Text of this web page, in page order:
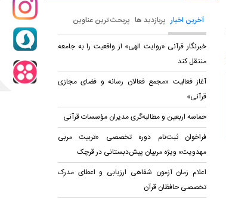
آخرین اخبار پربازدید ها پربحث ترین عناوین
خبرنگار قرآنی «روایت الهی» از واقعیت را به جامعه
منتقل کند
آغاز فعالیت «مجمع فعالان رسانه و فضای مجازی
قرآنی»
حماسه اربعین و مطالبه‌گری مدیران مؤسسات قرآنی
فراخوان ثبت‌نام دوره تخصصی «تربیت مربی
مهدویت» ویژه مربیان پیش‌دبستانی در قرچک
اعلام زمان آزمون شفاهی ارزیابی و اعطای مدرک
تخصصی حافظان قرآن